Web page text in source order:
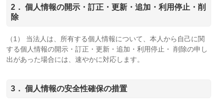
2． 個人情報の開示・訂正・更新・追加・利用停止・削
除
（1） 当法人は、所有する個人情報について、本人から自己に関
する個人情報の開示・訂正・更新・追加・利用停止・ 削除の申し
出があった場合には、速やかに対応します。
3． 個人情報の安全性確保の措置